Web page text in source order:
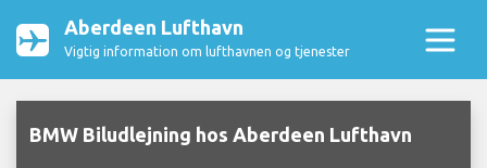
Aberdeen Lufthavn
Vigtig information om lufthavnen og tjenester
BMW Biludlejning hos Aberdeen Lufthavn